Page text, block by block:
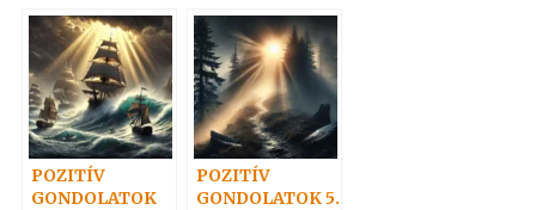
POZITÍV
GONDOLATOK
POZITÍV
GONDOLATOK 5.